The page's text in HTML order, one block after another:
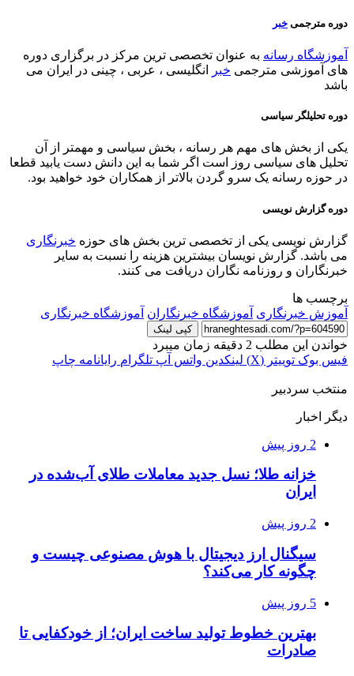
دوره مترجمی خبر
آموزشگاه رسانه به عنوان تخصصی ترین مرکز در برگزاری دوره
های آموزشی مترجمی خبر
انگلیسی ، عربی ، چینی در ایران می
باشد
دوره تحلیلگر سیاسی
یکی از بخش های مهم هر رسانه ، بخش سیاسی و مهمتر از آن
تحلیل های سیاسی روز است اگر شما به این دانش دست یابید قطعا
در حوزه رسانه یک سرو گردن بالاتر از همکاران خود خواهید بود.
دوره گزارش نویسی
گزارش نویسی یکی از تخصصی ترین بخش های حوزه خبرنگاری
می باشد. گزارش نویسان بیشترین هزینه را نسبت به سایر
خبرنگاران و روزنامه نگاران دریافت می کنند.
برچسب ها
آموزش خبرنگاری آموزشگاه خبرنگاران آموزشگاه خبرنگاری
کپی لینک
خواندن این مطلب 2 دقیقه زمان میبرد
فیس بوک توییتر (X) لینکدین واتس آپ تلگرام رایانامه چاپ
منتخب سردبیر
دیگر اخبار
2 روز پیش
خزانه طلا؛ نسل جدید معاملات طلای آب‌شده در
ایران
2 روز پیش
سیگنال ارز دیجیتال با هوش مصنوعی چیست و
چگونه کار می‌کند؟
5 روز پیش
بهترین خطوط تولید ساخت ایران؛ از خودکفایی تا
صادرات